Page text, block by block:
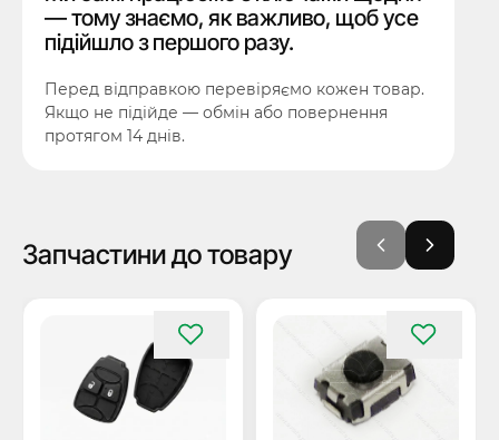
— тому знаємо, як важливо, щоб усе
підійшло з першого разу.
Перед відправкою перевіряємо кожен товар.
Якщо не підійде — обмін або повернення
протягом 14 днів.
Запчастини до товару